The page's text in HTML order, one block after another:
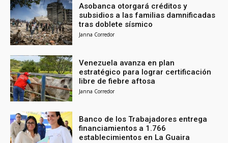
Asobanca otorgará créditos y
subsidios a las familias damnificadas
tras doblete sísmico
Janna Corredor
Venezuela avanza en plan
estratégico para lograr certificación
libre de fiebre aftosa
Janna Corredor
Banco de los Trabajadores entrega
financiamientos a 1.766
establecimientos en La Guaira